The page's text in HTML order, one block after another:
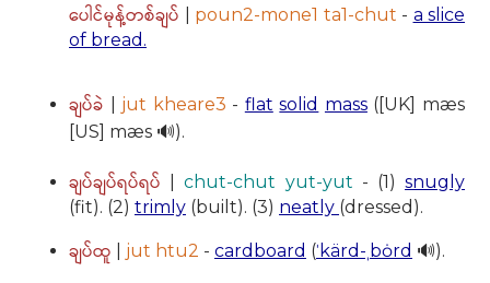
ပေါင်မုန့်တစ်ချပ် poun2-mone1 ta1-chut - a slice
of bread.
ချပ်ခဲ jut kheare3 - flat solid mass([UK] mæs
[US] mæs 🔊).
ချပ်ချပ်ရပ်ရပ် |chut-chut yut-yut - (1)snugly
(fit). (2) trimly (built). (3) neatly (dressed).
ချပ်ထူ jut htu2 - cardboard (ˈkärd-ˌbȯrd 🔊).